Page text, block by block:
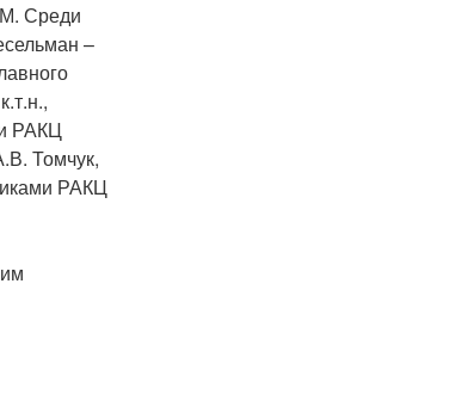
Среди
–
РАКЦ
Томчук,
РАКЦ